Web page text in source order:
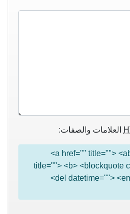
العلامات والصفات:
<a href="" title="">
title=""> <b> <blockquote
<del datetime="">